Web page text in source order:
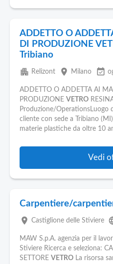
ADDETTO O
DI PRODUZIONE
Tribiano
apartment Relizont place Milano event_available
ADDETTO O ADDETTA AI
PRODUZIONE VETRO
Produzione/OperationsLuogo
cliente con sede a Tribiano
materie plastiche da oltre 10
Vedi
Carpentiere/
place Castiglione delle Stiviere
MAW S.p.A. agenzia per il
Stiviere Ricerca e seleziona:
SETTORE VETRO La risorsa